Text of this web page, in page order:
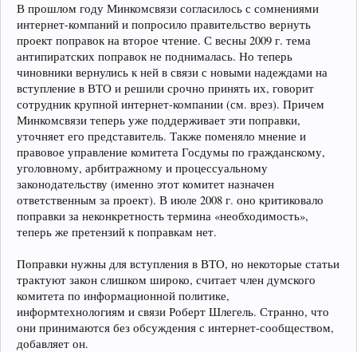
В прошлом году Минкомсвязи согласилось с сомнениями
интернет-компаний и попросило правительство вернуть
проект поправок на второе чтение. С весны 2009 г. тема
антипиратских поправок не поднималась. Но теперь
чиновники вернулись к ней в связи с новыми надеждами на
вступление в ВТО и решили срочно принять их, говорит
сотрудник крупной интернет-компании (см. врез). Причем
Минкомсвязи теперь уже поддерживает эти поправки,
уточняет его представитель. Также поменяло мнение и
правовое управление комитета Госдумы по гражданскому,
уголовному, арбитражному и процессуальному
законодательству (именно этот комитет назначен
ответственным за проект). В июле 2008 г. оно критиковало
поправки за неконкретность термина «необходимость»,
теперь же претензий к поправкам нет.
Поправки нужны для вступления в ВТО, но некоторые статьи
трактуют закон слишком широко, считает член думского
комитета по информационной политике,
информтехнологиям и связи Роберт Шлегель. Странно, что
они принимаются без обсуждения с интернет-сообществом,
добавляет он.